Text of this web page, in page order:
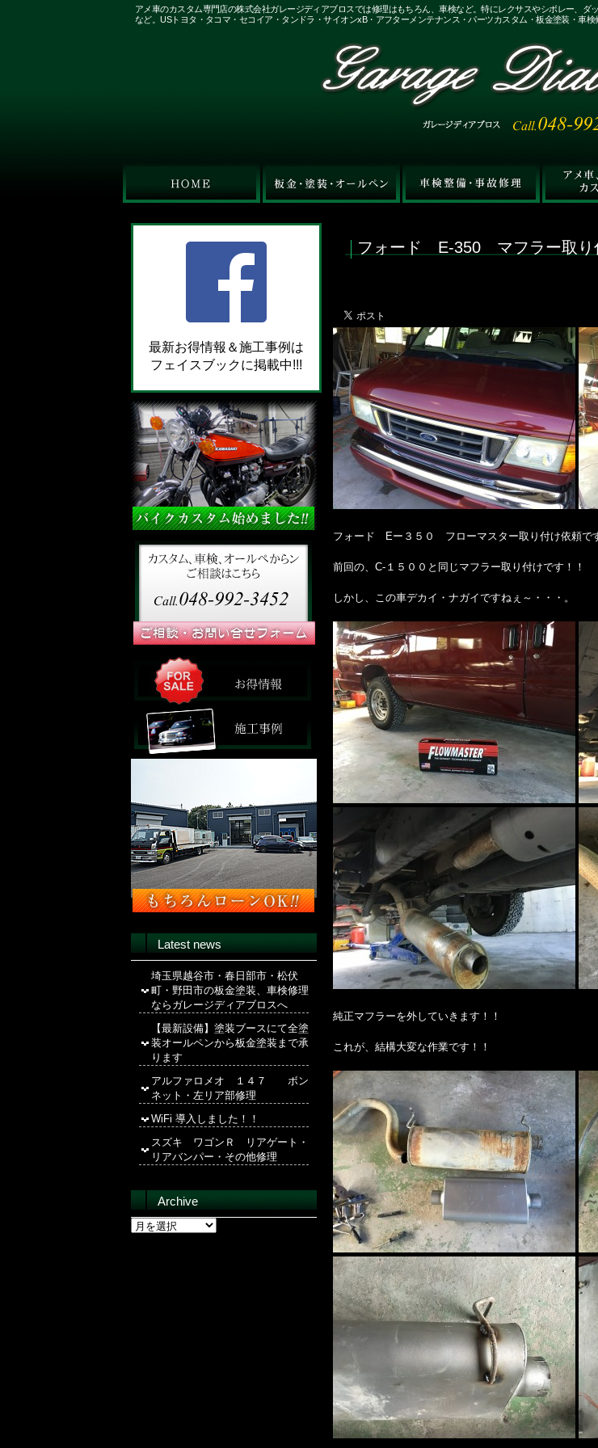
アメ車のカスタム専門店の株式会社ガレージディアブロスでは修理はもちろん、車検など。特にレクサスやシボレー、ダ
など。USトヨタ・タコマ・セコイア・タンドラ・サイオンxB・アフターメンテナンス・パーツカスタム・板金塗装・車検
フォード E-350 マフラー取り
フォード Eー３５０ フローマスター取り付け依頼で
前回の、C-１５００と同じマフラー取り付けです！！
しかし、この車デカイ・ナガイですねぇ～・・・。
純正マフラーを外していきます！！
これが、結構大変な作業です！！
最新お得情報＆施工事例は
フェイスブックに掲載中!!!
Latest news
埼玉県越谷市・春日部市・松伏
町・野田市の板金塗装、車検修理
ならガレージディアブロスへ
【最新設備】塗装ブースにて全塗
装オールペンから板金塗装まで承
ります
アルファロメオ １４７ ボン
ネット・左リア部修理
WiFi 導入しました！！
スズキ ワゴンＲ リアゲート・
リアバンパー・その他修理
Archive
Archive